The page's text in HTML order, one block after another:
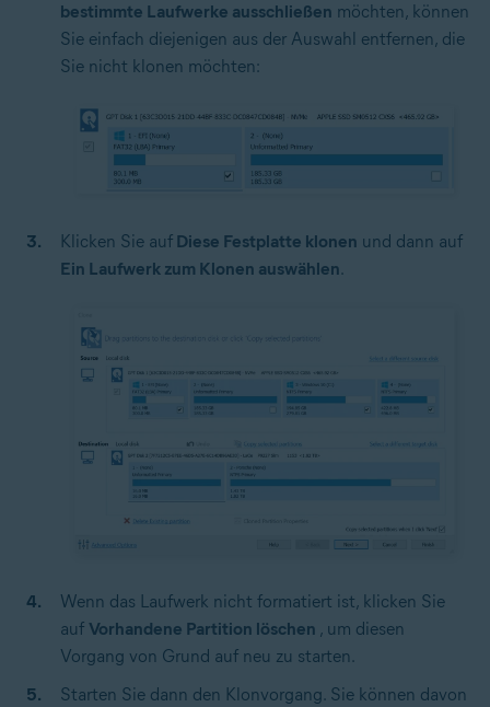
bestimmte Laufwerke ausschließen möchten, können
Sie einfach diejenigen aus der Auswahl entfernen, die
Sie nicht klonen möchten:
Klicken Sie auf Diese Festplatte klonen und dann auf
Ein Laufwerk zum Klonen auswählen.
Wenn das Laufwerk nicht formatiert ist, klicken Sie
auf Vorhandene Partition löschen , um diesen
Vorgang von Grund auf neu zu starten.
Starten Sie dann den Klonvorgang. Sie können davon